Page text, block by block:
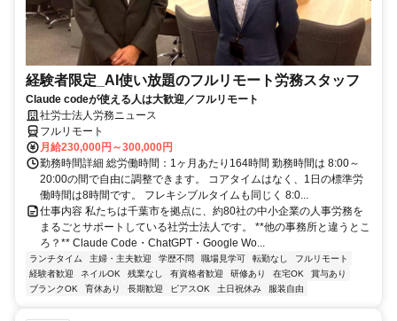
経験者限定_AI使い放題のフルリモート労務スタッフ
Claude codeが使える人は大歓迎／フルリモート
社労士法人労務ニュース
フルリモート
月給230,000円～300,000円
勤務時間詳細 総労働時間：1ヶ月あたり164時間 勤務時間は 8:00～
20:00の間で自由に調整できます。 コアタイムはなく、1日の標準労
働時間は8時間です。 フレキシブルタイムも同じく 8:0...
仕事内容 私たちは千葉市を拠点に、約80社の中小企業の人事労務を
まるごとサポートしている社労士法人です。 **他の事務所と違うとこ
ろ？** Claude Code・ChatGPT・Google Wo...
ランチタイム 主婦・主夫歓迎 学歴不問 職場見学可 転勤なし
フルリモート
経験者歓迎
ネイルOK 残業なし 有資格者歓迎 研修あり 在宅OK
賞与あり
ブランクOK
育休あり 長期歓迎 ピアスOK 土日祝休み 服装自由